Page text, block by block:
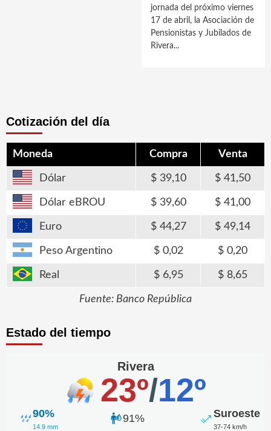
jornada del próximo viernes
17 de abril, la Asociación de
Pensionistas y Jubilados de
Rivera...
Cotización del día
Moneda Compra Venta
Dólar 39,10 41,50
Dólar eBROU 39,60 41,00
Euro 44,27 49,14
Peso Argentino 0,02 0,20
Real 6,95 8,65
Fuente: Banco República
Estado del tiempo
Rivera
23º/12º
90%
14.9 mm
91% Suroeste
37-74 km/h